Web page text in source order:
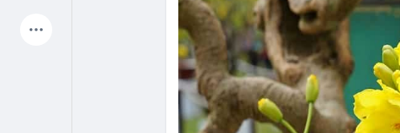
Liked Pages
https://yeumaivang.com/gia-ban....-mai-